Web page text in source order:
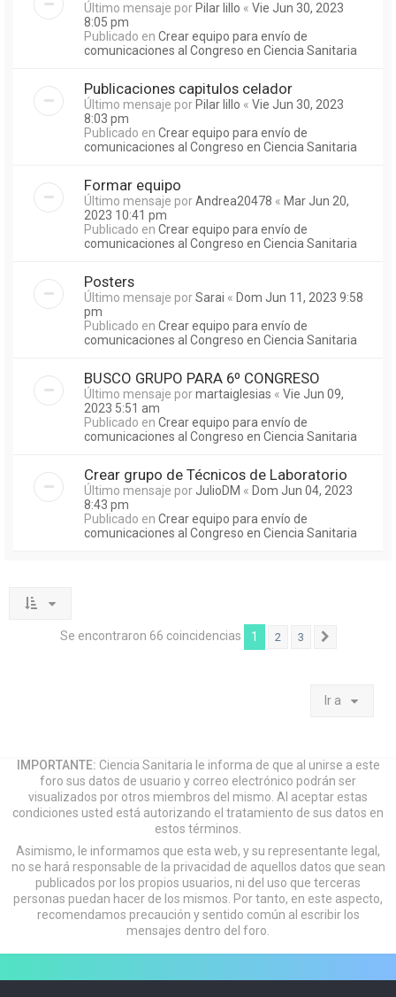
Último mensaje por Pilar lillo « Vie Jun 30, 2023
8:05 pm
Publicado en Crear equipo para envío de
comunicaciones al Congreso en Ciencia Sanitaria
Publicaciones capitulos celador
Último mensaje por Pilar lillo « Vie Jun 30, 2023
8:03 pm
Publicado en Crear equipo para envío de
comunicaciones al Congreso en Ciencia Sanitaria
Formar equipo
Último mensaje porAndrea20478 « Mar Jun 20,
2023 10:41 pm
Publicado en Crear equipo para envío de
comunicaciones al Congreso en Ciencia Sanitaria
Posters
Último mensaje porSarai « Dom Jun 11, 2023 9:58
pm
Publicado en Crear equipo para envío de
comunicaciones al Congreso en Ciencia Sanitaria
BUSCO GRUPO PARA 6º CONGRESO
Último mensaje pormartaiglesias « Vie Jun 09,
2023 5:51 am
Publicado en Crear equipo para envío de
comunicaciones al Congreso en Ciencia Sanitaria
Crear grupo de Técnicos de Laboratorio
Último mensaje por JulioDM « Dom Jun 04, 2023
8:43 pm
Publicado en Crear equipo para envío de
comunicaciones al Congreso en Ciencia Sanitaria
Se encontraron 66 coincidencias 1 2 3
Ir a
IMPORTANTE: Ciencia Sanitaria le informa de que al unirse a este
foro sus datos de usuario y correo electrónico podrán ser
visualizados por otros miembros del mismo. Al aceptar estas
condiciones usted está autorizando el tratamiento de sus datos en
estos términos.
Asimismo, le informamos que esta web, y su representante legal,
no se hará responsable de la privacidad de aquellos datos que sean
publicados por los propios usuarios, ni del uso que terceras
personas puedan hacer de los mismos. Por tanto, en este aspecto,
recomendamos precaución y sentido común al escribir los
mensajes dentro del foro.